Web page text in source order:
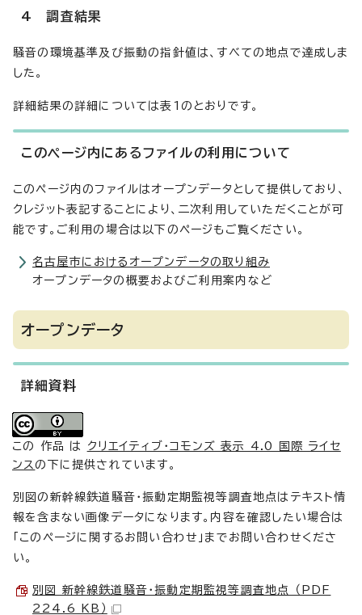
4 調査結果
騒音の環境基準及び振動の指針値は、すべての地点で達成しま
した。
詳細結果の詳細については表1のとおりです。
このページ内にあるファイルの利用について
このページ内のファイルはオープンデータとして提供しており、
クレジット表記することにより、二次利用していただくことが可
能です。ご利用の場合は以下のページもご覧ください。
名古屋市におけるオープンデータの取り組み
オープンデータの概要およびご利用案内など
オープンデータ
詳細資料
この 作品 は クリエイティブ・コモンズ 表示 4.0 国際 ライセ
ンスの下に提供されています。
別図の新幹線鉄道騒音・振動定期監視等調査地点はテキスト情
報を含まない画像データになります。内容を確認したい場合は
「このページに関するお問い合わせ」までお問い合わせくださ
い。
別図 新幹線鉄道騒音・振動定期監視等調査地点 （PDF
224.6 KB）